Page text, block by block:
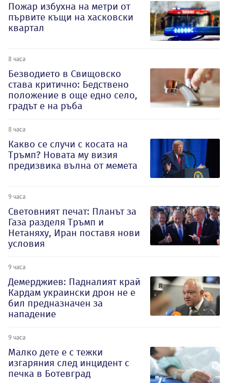
Пожар избухна на метри от
първите къщи на хасковски
квартал
8 часа
Безводието в Свищовско
става критично: Бедствено
положение в още едно село,
градът е на ръба
8 часа
Какво се случи с косата на
Тръмп? Новата му визия
предизвика вълна от мемета
9 часа
Световният печат: Планът за
Газа разделя Тръмп и
Нетаняху, Иран поставя нови
условия
9 часа
Демерджиев: Падналият край
Кардам украински дрон не е
бил предназначен за
нападение
9 часа
Малко дете е с тежки
изгаряния след инцидент с
печка в Ботевград